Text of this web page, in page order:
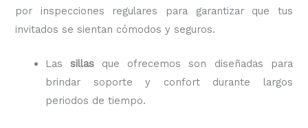
por inspecciones regulares para garantizar que tus
invitados se sientan cómodos y seguros.
Lassillas que ofrecemos son diseñadas para
brindar soporte y confort durante largos
periodos de tiempo.